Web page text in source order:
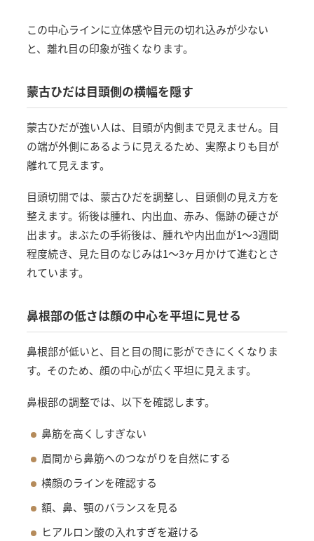
この中心ラインに立体感や目元の切れ込みが少ない
と、離れ目の印象が強くなります。
蒙古ひだは目頭側の横幅を隠す
蒙古ひだが強い人は、目頭が内側まで見えません。目
の端が外側にあるように見えるため、実際よりも目が
離れて見えます。
目頭切開では、蒙古ひだを調整し、目頭側の見え方を
整えます。術後は腫れ、内出血、赤み、傷跡の硬さが
出ます。まぶたの手術後は、腫れや内出血が1〜3週間
程度続き、見た目のなじみは1〜3ヶ月かけて進むとさ
れています。
鼻根部の低さは顔の中心を平坦に見せる
鼻根部が低いと、目と目の間に影ができにくくなりま
す。そのため、顔の中心が広く平坦に見えます。
鼻根部の調整では、以下を確認します。
鼻筋を高くしすぎない
眉間から鼻筋へのつながりを自然にする
横顔のラインを確認する
額、鼻、顎のバランスを見る
ヒアルロン酸の入れすぎを避ける